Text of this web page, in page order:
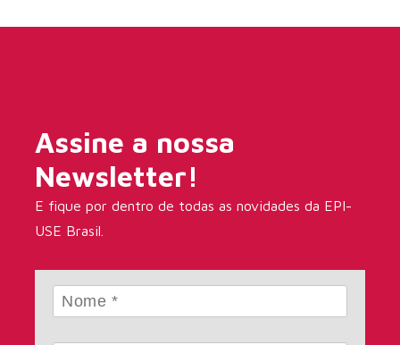
Assine a nossa
Newsletter!
E fique por dentro de todas as novidades da EPI-
USE Brasil.